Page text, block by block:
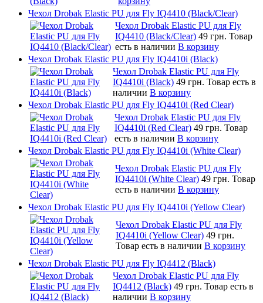
Чехол Drobak Elastic PU для Fly IQ4410 (Black/Clear)
Чехол Drobak Elastic PU для Fly
IQ4410 (Black/Clear) 49 грн. Товар
есть в наличии В корзину
Чехол Drobak Elastic PU для Fly IQ4410i (Black)
Чехол Drobak Elastic PU для Fly
IQ4410i (Black) 49 грн. Товар есть в
наличии В корзину
Чехол Drobak Elastic PU для Fly IQ4410i (Red Clear)
Чехол Drobak Elastic PU для Fly
IQ4410i (Red Clear) 49 грн. Товар
есть в наличии В корзину
Чехол Drobak Elastic PU для Fly IQ4410i (White Clear)
Чехол Drobak Elastic PU для Fly
IQ4410i (White Clear) 49 грн. Товар
есть в наличии В корзину
Чехол Drobak Elastic PU для Fly IQ4410i (Yellow Clear)
Чехол Drobak Elastic PU для Fly
IQ4410i (Yellow Clear) 49 грн.
Товар есть в наличии В корзину
Чехол Drobak Elastic PU для Fly IQ4412 (Black)
Чехол Drobak Elastic PU для Fly
IQ4412 (Black) 49 грн. Товар есть в
наличии В корзину